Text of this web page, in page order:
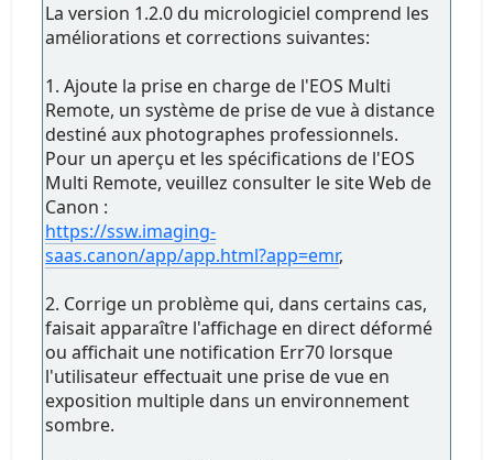
La version 1.2.0 du micrologiciel comprend les
améliorations et corrections suivantes:
1. Ajoute la prise en charge de l'EOS Multi
Remote, un système de prise de vue à distance
destiné aux photographes professionnels.
Pour un aperçu et les spécifications de l'EOS
Multi Remote, veuillez consulter le site Web de
Canon :
https://ssw.imaging-
saas.canon/app/app.html?app=emr,
2. Corrige un problème qui, dans certains cas,
faisait apparaître l'affichage en direct déformé
ou affichait une notification Err70 lorsque
l'utilisateur effectuait une prise de vue en
exposition multiple dans un environnement
sombre.